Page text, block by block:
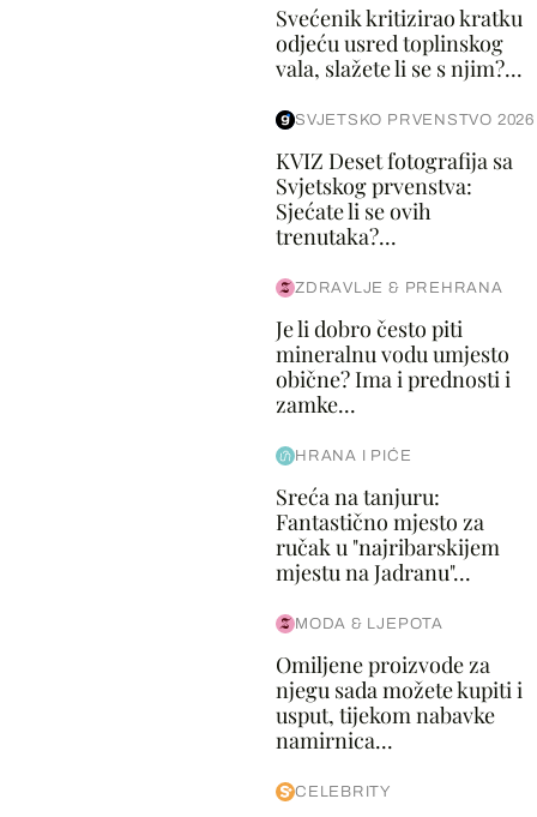
Svećenik kritizirao kratku
odjeću usred toplinskog
vala, slažete li se s njim?...
SVJETSKO PRVENSTVO 2026
KVIZ Deset fotografija sa
Svjetskog prvenstva:
Sjećate li se ovih
trenutaka?...
ZDRAVLJE & PREHRANA
Je li dobro često piti
mineralnu vodu umjesto
obične? Ima i prednosti i
zamke...
HRANA I PIĆE
Sreća na tanjuru:
Fantastično mjesto za
ručak u "najribarskijem
mjestu na Jadranu"...
MODA & LJEPOTA
Omiljene proizvode za
njegu sada možete kupiti i
usput, tijekom nabavke
namirnica...
CELEBRITY